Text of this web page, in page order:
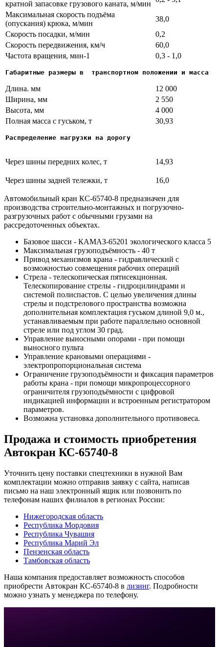
кратной запасовке грузового каната, м/мин
Максимальная скорость подъёма
(опускания) крюка, м/мин
38,0
Скорость посадки, м/мин
0,2
Скорость передвижения, км/ч
60,0
Частота вращения, мин-1
0,3 - 1,0
Габаритные размеры в  транспортном положении и масса
Длина. мм
12 000
Ширина, мм
2 550
Высота, мм
4 000
Полная масса с гуськом, т
30,93
Распределение нагрузки на дорогу
Через шины передних колес, т 14,93
Через шины задней тележки, т 16,0
Автомобильный кран КС-65740-8 предназначен для
производства строительно-монтажных и погрузочно-
разгрузочных работ с обычными грузами на
рассредоточенных объектах.
Базовое шасси - КАМАЗ-65201 экологического класса 5
Максимальная грузоподъёмность - 40 т
Привод механизмов крана - гидравлический с
возможностью совмещения рабочих операций
Стрела - телескопическая пятисекционная.
Телескопирование стрелы - гидроцилиндрами и
системой полиспастов. С целью увеличения длины
стрелы и подстрелового пространства возможна
дополнительная комплектация гуськом длиной 9,0 м.,
устанавливаемым при работе параллельно основной
стреле или под углом 30 град.
Управление выносными опорами - при помощи
выносного пульта
Управление крановыми операциями -
электропропорциональная система
Ограничение грузоподъёмности и фиксация параметров
работы крана - при помощи микропроцессорного
ограничителя грузоподъёмности с цифровой
индикацией информации и встроенным регистратором
параметров.
Возможна установка дополнительного противовеса.
Продажа и cтоимость приобретения
Автокран КС-65740-8
Уточнить цену поставки спецтехники в нужной Вам
комплектации можно отправив заявку с сайта, написав
письмо на наш электронный ящик или позвонить по
телефонам наших филиалов в регионах России:
Нижегородская область
Республика Мордовия
Республика Чувашия
Республика Марий Эл
Пензенская область
Тамбовская область
Наша компания предоставляет возможность способов
приобрести Автокран КС-65740-8 в лизинг. Подробности
можно узнать у менеджера по телефону.